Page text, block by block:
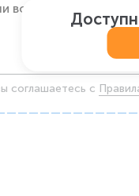
соглашаетесь c